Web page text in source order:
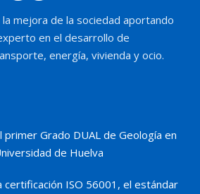
la mejora de la sociedad aportando
en el desarrollo de
energía, vivienda y ocio.
primer Grado DUAL de Geología en
de Huelva
certificación ISO 56001, el estándar